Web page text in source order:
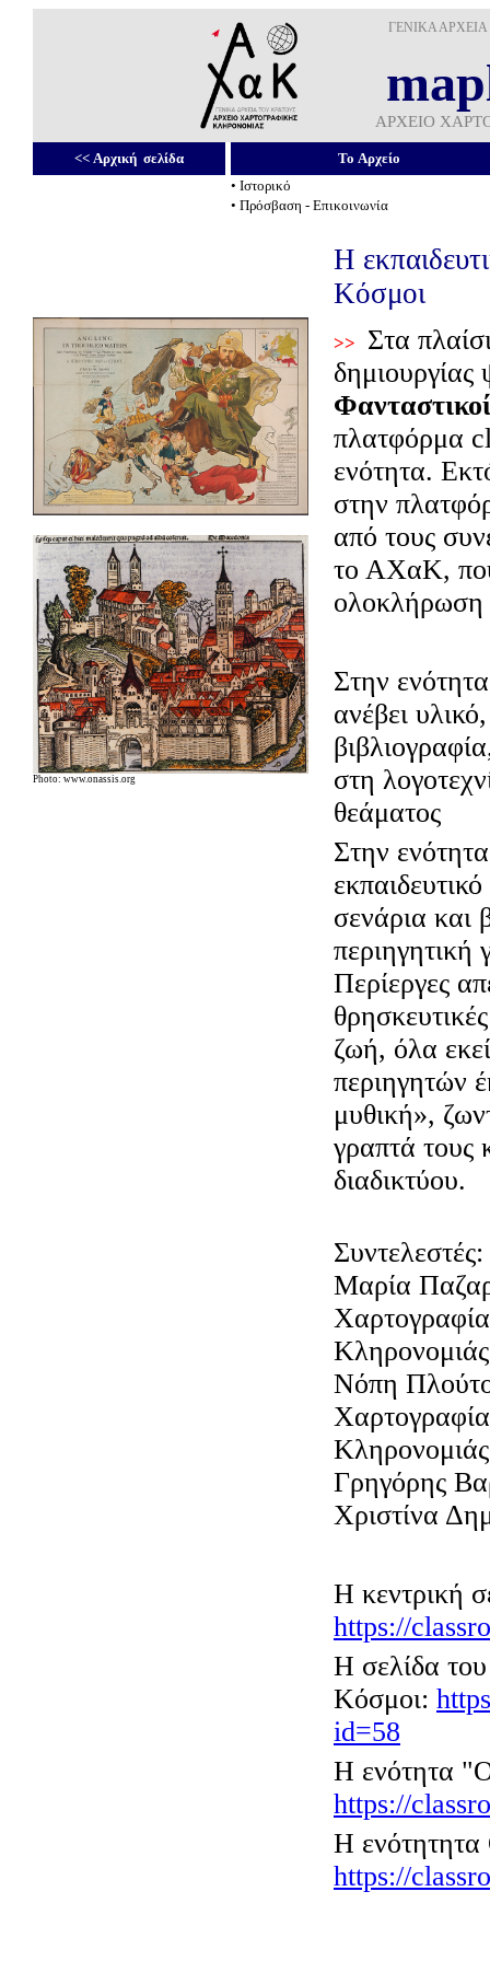
ΓΕΝΙΚΑ
ΑΡΧΕΙΟ
<< Αρχική σελίδα
To Αρχείο
• Ιστορικό
• Πρόσβαση - Επικοινωνία
Η
Κόσμοι
Photo: www.onassis.org
>>
Στα
πλατφόρμα
ενότητα.
στην
από τους
το ΑΧαΚ, που
ολοκλήρωση
Στην
ανέβει υλι
στη
θεάματος
Στην
σενάρια και
Περίεργες
ζωή, όλα
περιηγητών
μυθική»,
γραπτά τους
διαδικτύου.
Συντελεστές:
Μαρία
Κληρονομιάς
Νόπη
Κληρονομιάς
Γρηγόρης
Χριστίνα
Η κεντρική
https://
Η σελίδα
Κόσμοι:
id=58
Η ενότητα "
https://
Η
https://